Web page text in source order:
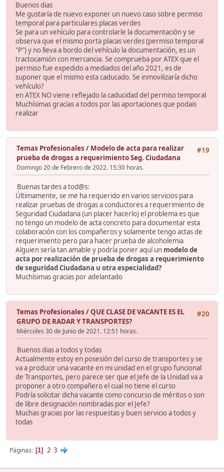
Buenos dias
Me gustaría de nuevo exponer un nuevo caso sobre permiso
temporal para particulares placas verdes
Se para un vehículo para controlarle la documentación y se
observa que el mismo porta placas verdes (permiso temporal
"P") y no lleva a bordo del vehículo la documentación, es un
tractocamión con mercancia. Se comprueba por ATEX que el
permiso fue expedido a mediados del año 2021, es de
suponer que el mismo esta caducado. Se inmovilizaría dicho
vehículo?
en ATEX NO viene reflejado la caducidad del permiso temporal
Muchísimas gracias a todos por las aportaciones que podais
realizar
#19
Temas Profesionales / Modelo de acta para realizar
prueba de drogas a requerimiento Seg. Ciudadana
Domingo 20 de Febrero de 2022. 15:30 horas.
Buenas tardes a tod@s:
Últimamente, se me ha requerido en varios servicios para
realizar pruebas de drogas a conductores a requerimiento de
Seguridad Ciudadana (un placer hacerlo) el problema es que
no tengo un modelo de acta concreto para documentar esta
colaboración con los compañeros y solamente tengo actas de
requerimiento pero para hacer prueba de alcoholemia
Alguien sería tan amable y podría poner aquí un modelo de
acta por realización de prueba de drogas a requerimiento
de seguridad Ciudadana u otra especialidad?
Muchísimas gracias por adelantado
#20
Temas Profesionales /QUE CLASE DE VACANTE ES EL
GRUPO DE RADAR Y TRANSPORTES?
Miércoles 30 de Junio de 2021. 12:51 horas.
Buenos dias a todos y todas
Actualmente estoy en posesión del curso de transportes y se
va a producir una vacante en mi unidad en el grupo funcional
de Transportes, pero parece ser que el Jefe de la Unidad va a
proponer a otro compañero el cual no tiene el curso
Podría solicitar dicha vacante como concurso de méritos o son
de libre designación nombradas por el Jefe?
Muchas gracias por las respuestas y buen servicio a todos y
todas
Páginas 1 2 3